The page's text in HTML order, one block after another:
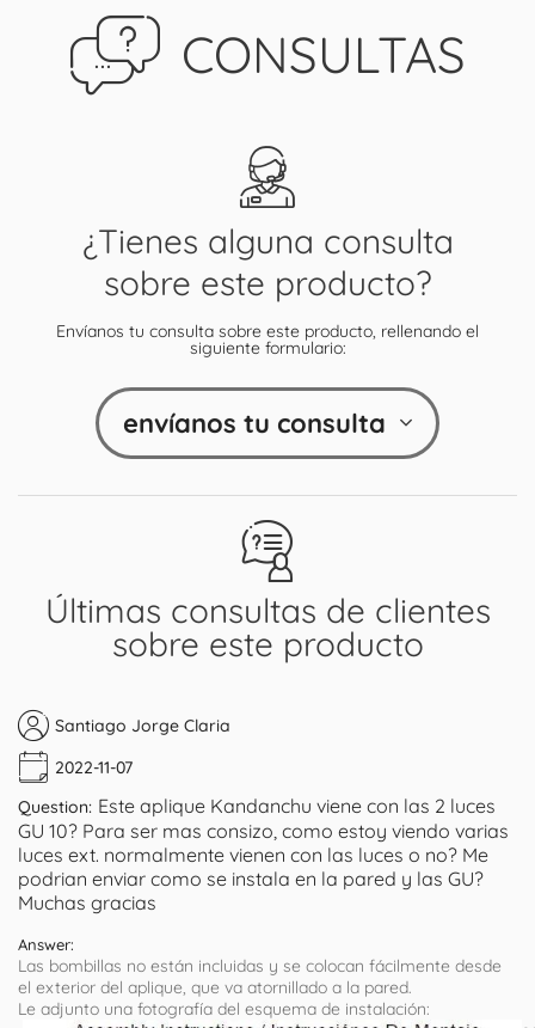
CONSULTAS
Últimas consultas de clientes
sobre este producto
Santiago Jorge Claria
2022-11-07
Question: Este aplique Kandanchu viene con las 2 luces
GU 10? Para ser mas consizo, como estoy viendo varias
luces ext. normalmente vienen con las luces o no? Me
podrian enviar como se instala en la pared y las GU?
Muchas gracias
Answer:
Las bombillas no están incluidas y se colocan fácilmente desde
el exterior del aplique, que va atornillado a la pared.
Le adjunto una fotografía del esquema de instalación:
¿Tienes alguna consulta
sobre este producto?
Envíanos tu consulta sobre este producto, rellenando el
siguiente formulario:
envíanos tu consulta